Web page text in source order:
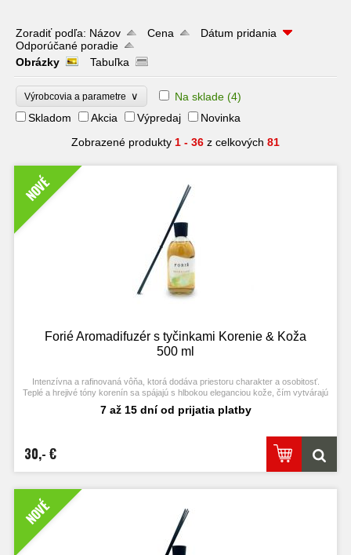
Zoradiť podľa: Názov Cena
Dátum pridania
Odporúčané poradie
Obrázky
Tabuľka
Výrobcovia a parametre ∨ Na sklade (4)
Skladom
Akcia Výpredaj
Novinka
Zobrazené produkty 1 - 36 z celkových 81
NOVÉ
Forié Aromadifuzér s tyčinkami Korenie & Koža
500 ml
Intenzívna a rafinovaná vôňa, ktorá dodáva priestoru charakter a osobitosť.
Teplé a hrejivé tóny korenín sa spájajú s hlbokou eleganciou kože, čím vytvárajú
bohatú, sofistikovanú vôňu s nadčasovým šarmom.
7 až 15 dní od prijatia platby
30,- €
NOVÉ